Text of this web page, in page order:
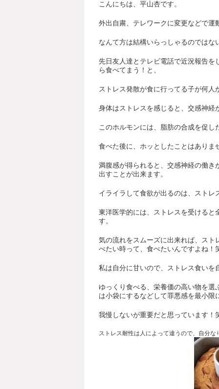
こんにちは、平山杏です。
外出自粛、テレワークに変更などで運
なんて方は結構いらっしゃるのではな
先日友人達とテレビ電話で近況報告を
ら食べてまう！と、
ストレス発散が食に行ってる子が何人
身体はストレスを感じると、交感神経
このホルモンには、脂肪の合成を促し
食べた後に、ホッとしたことはありま
満腹感が得られると、交感神経の働き
出すことが出来ます。
イライラして食欲が出るのは、ストレ
東洋医学的には、ストレスを受けると
す。
気の流れをスムーズに出来れば、スト
べたい時って、食べたいんですよね！
私は自分に甘いので、ストレス食いを
ゆっくり食べる、栄養価の高い物を選
は小袋にするなどして罪悪感を最小限
我慢しないが重要だと思っています！
ストレス耐性は人によって違うので、自分な